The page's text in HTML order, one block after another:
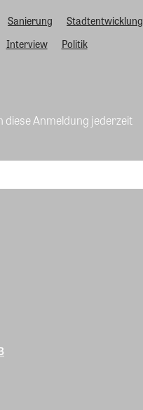
Sanierung
Stadtentwicklung
Interview Politik
diese Anmeldung jederzeit